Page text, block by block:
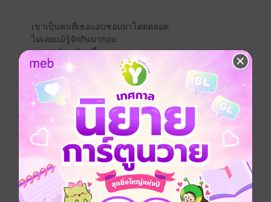
เขาเป็นคนที่เธอแอบชอบมาโดยตลอด
ไม่เคยแม้รู้จักกันมาก่อน
จนกระทั่ง…วันหนึ่ง
“เธอ เห็นฉันใช่มั้ย” ผู้ชายคนที่เธอแอบชอบเอ่ยร้องทักขึ้น
“ช่วยฉันหน่อย ” เขาต้องการขอความช่วยเหลือจากเธอ
และตอนนี้เขาเป็นเพียงวิณญาณ ไม่ใช่คน!
*สำหรับนักอ่านที่ซื้อผ่านระบบ Android จะถูกกว่า IOS
นะคะ
เนื้อหาอาจจะมีคำหยาบคายเพื่ออรรถรส โปรดอ่าน
ตัวอย่างก่อนซื้อค่ะ
ตลก แฟนตาซี ย้อนยุค/พีเรียด แอบรัก